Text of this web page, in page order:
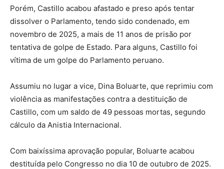
Porém, Castillo acabou afastado e preso após tentar
dissolver o Parlamento, tendo sido condenado, em
novembro de 2025, a mais de 11 anos de prisão por
tentativa de golpe de Estado. Para alguns, Castillo foi
vítima de um golpe do Parlamento peruano.
Assumiu no lugar a vice, Dina Boluarte, que reprimiu com
violência as manifestações contra a destituição de
Castillo, com um saldo de 49 pessoas mortas, segundo
cálculo da Anistia Internacional.
Com baixíssima aprovação popular, Boluarte acabou
destituída pelo Congresso no dia 10 de outubro de 2025.